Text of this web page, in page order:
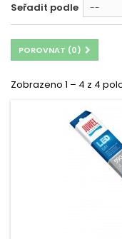
Seřadit podle --
POROVNAT (0)
Zobrazeno 1 – 4 z 4